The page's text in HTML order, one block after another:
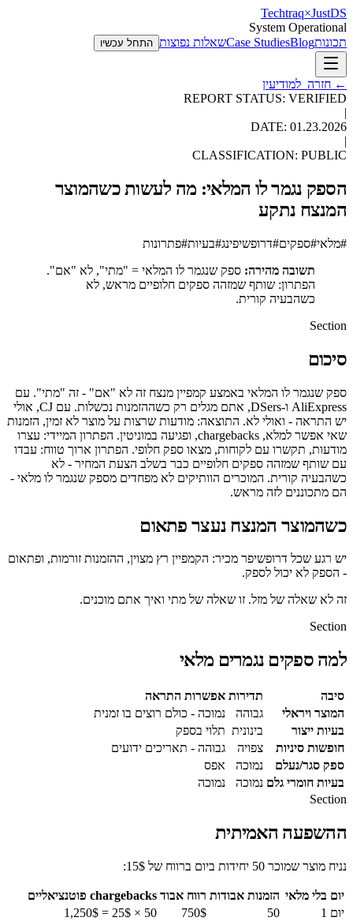
Techtraq×JustDS
System Operational
תכונות
Case StudiesBlog שאלות נפוצות התחל עכשיו
← חזרה_למודיעין
REPORT STATUS: VERIFIED
|
DATE: 01.23.2026
|
CLASSIFICATION: PUBLIC
הספק נגמר לו המלאי: מה לעשות כשהמוצר
המנצח נתקע
#מלאי#ספקים#דרופשיפינג#בעיות#פתרונות
תשובה מהירה: ספק שנגמר לו המלאי = "מתי", לא "אם".
הפתרון: שותף שמזהה ספקים חלופיים מראש, לא
כשהבעיה קורית.
Section
סיכום
ספק שנגמר לו המלאי באמצע קמפיין מנצח זה לא "אם" - זה "מתי". עם
AliExpress ו-DSers, אתם מגלים רק כשההזמנות נכשלות. עם CJ, אולי
יש התראה - ואולי לא. התוצאה: מודעות שרצות על מוצר לא זמין, הזמנות
שאי אפשר למלא, chargebacks, ופגיעה במוניטין. הפתרון המיידי: עצרו
מודעות, תקשרו עם לקוחות, מצאו ספק חלופי. הפתרון ארוך טווח: עבדו
עם שותף שמזהה ספקים חלופיים כבר בשלב הצעת המחיר - לא
כשהבעיה קורית. המוכרים הוותיקים לא מפחדים מספק שנגמר לו מלאי -
הם מתכוננים לזה מראש.
כשהמוצר המנצח נעצר פתאום
יש רגע שכל דרופשיפר מכיר: הקמפיין רץ מצוין, ההזמנות זורמות, ופתאום
- הספק לא יכול לספק.
זה לא שאלה של מזל. זו שאלה של מתי ואיך אתם מוכנים.
Section
למה ספקים נגמרים מלאי
סיבה תדירות אפשרות התראה
המוצר ויראלי
גבוהה
נמוכה - כולם רוצים בו זמנית
בעיות ייצור
בינונית תלוי בספק
חופשות סיניות
צפויה
גבוהה - תאריכים ידועים
ספק סגר/נעלם
נמוכה
אפס
בעיות חומרי גלם נמוכה
נמוכה
Section
ההשפעה האמיתית
נניח מוצר שמוכר 50 יחידות ביום ברווח של 15$:
יום בלי מלאי הזמנות אבודות רווח אבוד chargebacks פוטנציאליים
יום 1
50
750$
50 × 25$ = 1,250$